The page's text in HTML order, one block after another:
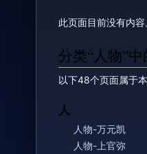
此页面目前没有内
分类“人物”
以下48个页面属于
人
人物-万元凯
人物-上官弥